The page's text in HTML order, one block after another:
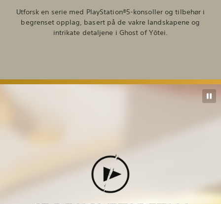
Utforsk en serie med PlayStation®5-konsoller og tilbehør i
begrenset opplag, basert på de vakre landskapene og
intrikate detaljene i Ghost of Yōtei.